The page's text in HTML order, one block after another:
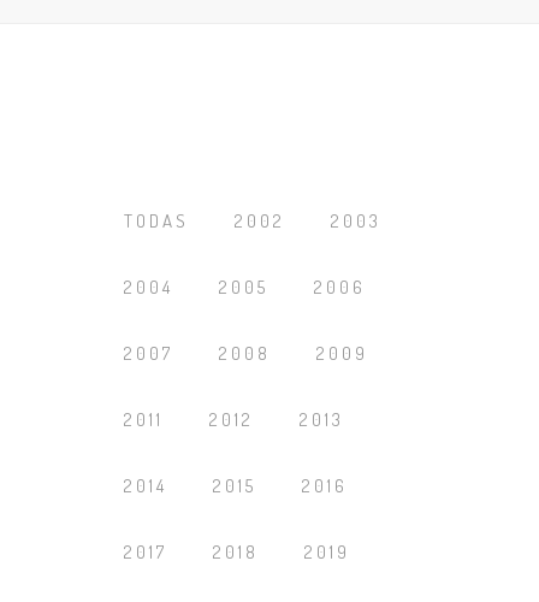
TODAS 2002 2003
2004 2005 2006
2007 2008 2009
2011 2012 2013
2014 2015 2016
2017 2018 2019